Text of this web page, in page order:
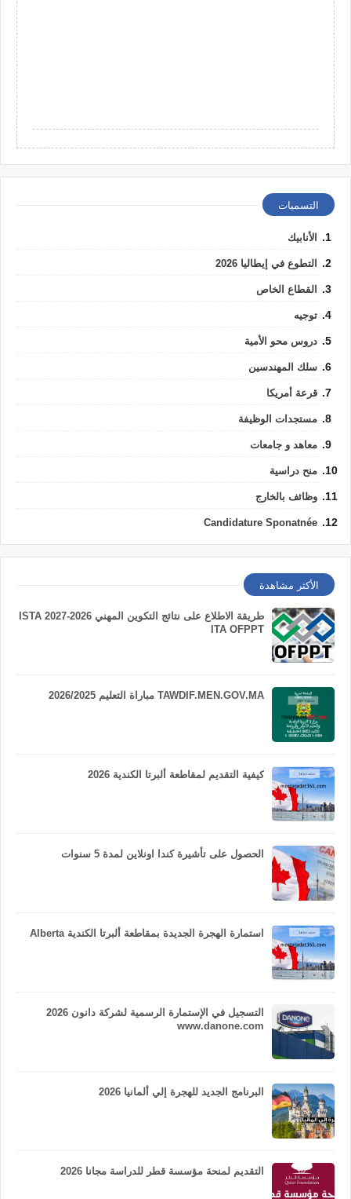
التسميات
الأنابيك
التطوع في إيطاليا 2026
القطاع الخاص
توجيه
دروس محو الأمية
سلك المهندسين
قرعة أمريكا
مستجدات الوظيفة
معاهد و جامعات
منح دراسية
وظائف بالخارج
Candidature Sponatnée
الأكثر مشاهدة
طريقة الاطلاع على نتائج التكوين المهني 2026-2027 ISTA
ITA OFPPT
TAWDIF.MEN.GOV.MA مباراة التعليم 2026/2025
كيفية التقديم لمقاطعة ألبرتا الكندية 2026
الحصول على تأشيرة كندا اونلاين لمدة 5 سنوات
استمارة الهجرة الجديدة بمقاطعة ألبرتا الكندية Alberta
التسجيل في الإستمارة الرسمية لشركة دانون 2026
www.danone.com
البرنامج الجديد للهجرة إلي ألمانيا 2026
التقديم لمنحة مؤسسة قطر للدراسة مجانا 2026